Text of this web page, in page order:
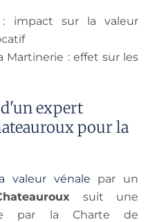
impact sur la valeur
Martinerie : effet sur les
expert
pour la
valeur vénale par un
suit une
par la Charte de